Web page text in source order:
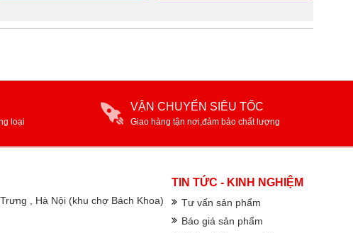
loại
VẬN CHUYỂN SIÊU TỐC
Giao hàng tận nơi,đảm bảo chất lượng
, Hà Nội (khu chợ Bách Khoa)
TIN TỨC - KINH NGHIỆM
Tư vấn sản phẩm
Báo giá sản phẩm